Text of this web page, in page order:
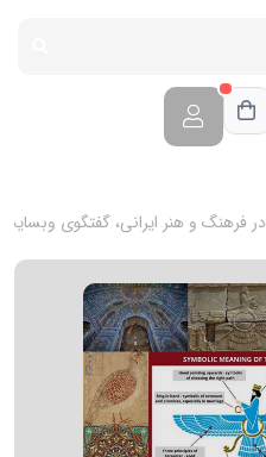
فرهنگ و هنر ایرانی، گفتگوی